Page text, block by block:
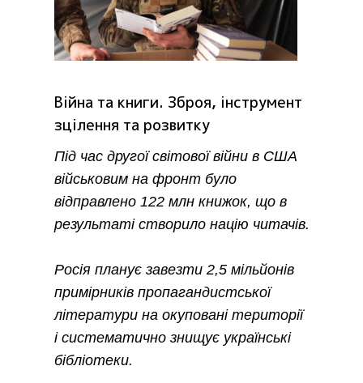
Війна та книги. Зброя, інструмент
зцілення та розвитку
Під час другої світової війни в США
військовим на фронт було
відправлено 122 млн книжок, що в
результаті створило націю читачів.
Росія планує завезти 2,5 мільйонів
примірників пропагандистської
літератури на окуповані території
і систематично знищує українські
бібліотеки.